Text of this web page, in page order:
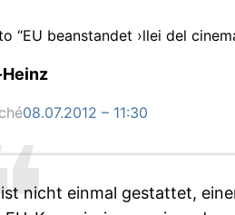
“EU beanstandet ›llei del
08.07.2012 – 11:30
ist nicht einmal gestattet,